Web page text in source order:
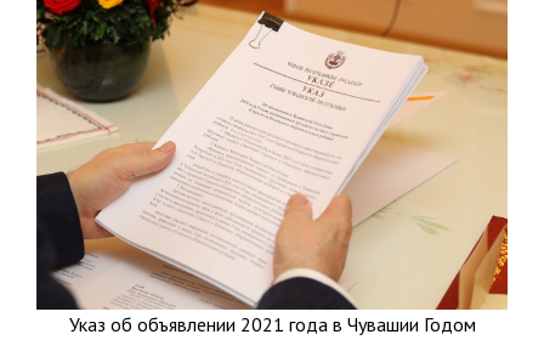
Указ об объявлении 2021 года в Чувашии Годом